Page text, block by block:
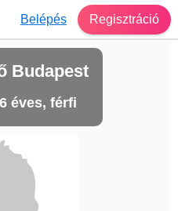
Belépés Regisztráció
Budapest
éves, férfi